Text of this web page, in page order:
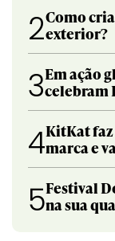
2Como
exterior?
3Em ação
celebram
4KitKat
marca e
5Festival
na sua